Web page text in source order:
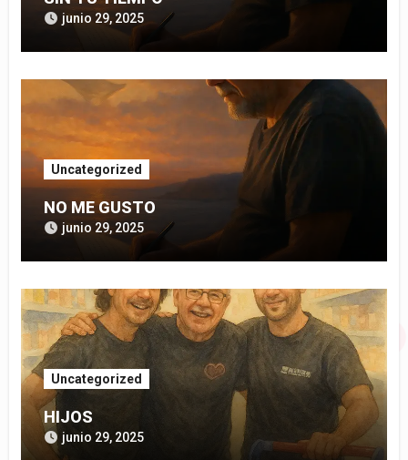
junio 29, 2025
Uncategorized
NO ME GUSTO
junio 29, 2025
Uncategorized
HIJOS
junio 29, 2025